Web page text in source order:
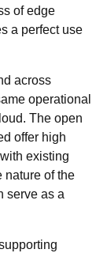
of edge
a perfect use
across
operational
The open
offer high
existing
nature of the
serve as a